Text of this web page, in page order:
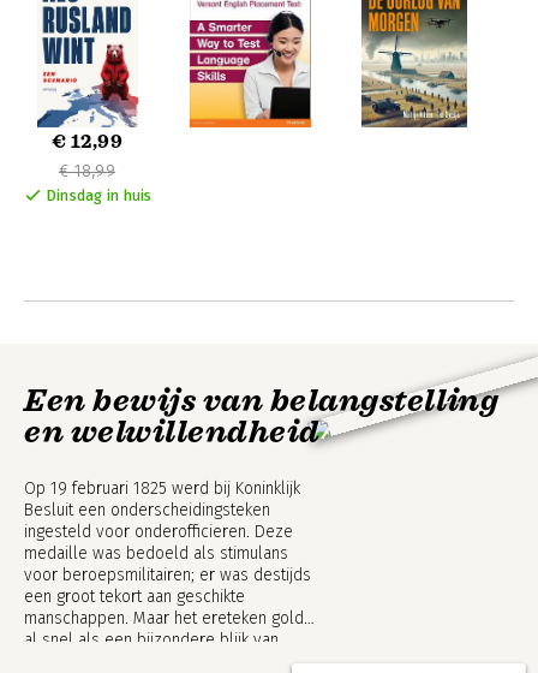
Radboud Universiteit Nijmegen.
€ 12,99
€ 18,99
Dinsdag in huis
Een bewijs van belangstelling
en welwillendheid
Op 19 februari 1825 werd bij Koninklijk
Besluit een onderscheidingsteken
ingesteld voor onderofficieren. Deze
medaille was bedoeld als stimulans
voor beroepsmilitairen; er was destijds
een groot tekort aan geschikte
manschappen. Maar het ereteken gold
al snel als een bijzondere blijk van
waardering voor de wijze waarop de